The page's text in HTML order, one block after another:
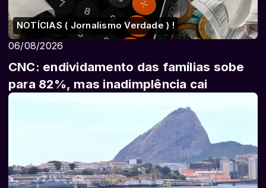
NOTÍCIAS ( Jornalismo Verdade ) !
06/08/2026
CNC: endividamento das famílias sobe
para 82%, mas inadimplência cai